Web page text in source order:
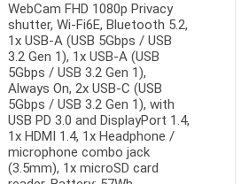
WebCam FHD 1080p Privacy
shutter, Wi-Fi6E, Bluetooth 5.2,
1x USB-A (USB 5Gbps / USB
3.2 Gen 1), 1x USB-A (USB
5Gbps / USB 3.2 Gen 1),
Always On, 2x USB-C (USB
5Gbps / USB 3.2 Gen 1), with
USB PD 3.0 and DisplayPort 1.4,
1x HDMI 1.4, 1x Headphone /
microphone combo jack
(3.5mm), 1x microSD card